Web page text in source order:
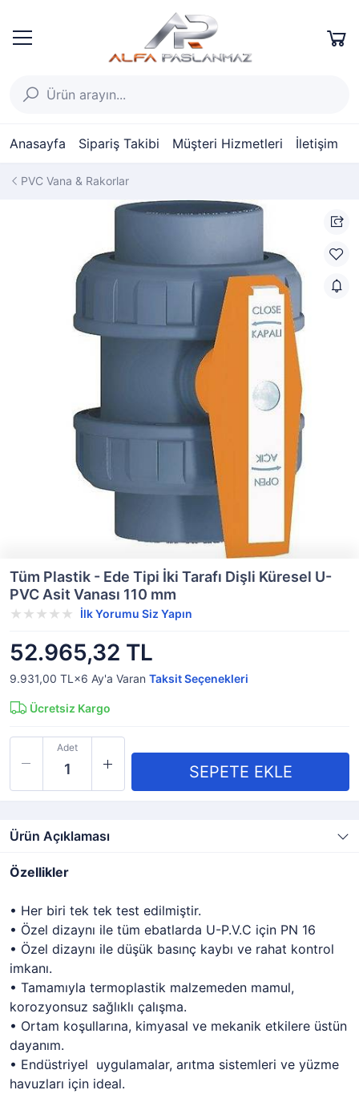
Anasayfa Sipariş Takibi Müşteri Hizmetleri İletişim
PVC Vana & Rakorlar
Tüm Plastik - Ede Tipi İki Tarafı Dişli Küresel U-
PVC Asit Vanası 110 mm
İlk Yorumu Siz Yapın
52.965,32 TL
9.931,00 TL×6 Ay'a Varan Taksit Seçenekleri
Ücretsiz Kargo
Adet
Ürün Açıklaması
Özellikler
• Her biri tek tek test edilmiştir.
• Özel dizaynı ile tüm ebatlarda U-P.V.C için PN 16
• Özel dizaynı ile düşük basınç kaybı ve rahat kontrol
imkanı.
• Tamamıyla termoplastik malzemeden mamul,
korozyonsuz sağlıklı çalışma.
• Ortam koşullarına, kimyasal ve mekanik etkilere üstün
dayanım.
• Endüstriyel uygulamalar, arıtma sistemleri ve yüzme
havuzları için ideal.